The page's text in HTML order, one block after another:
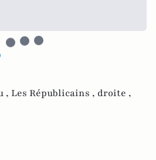
, Les Républicains , droite ,